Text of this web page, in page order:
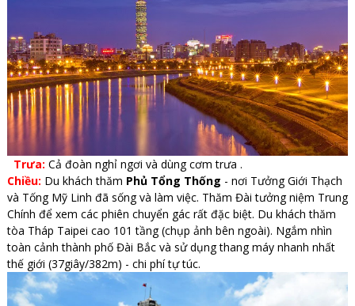
Trưa: Cả đoàn nghỉ ngơi và dùng cơm trưa .
Chiều: Du khách thăm Phủ Tổng Thống - nơi Tưởng Giới Thạch
và Tống Mỹ Linh đã sống và làm việc. Thăm Đài tưởng niệm Trung
Chính để xem các phiên chuyển gác rất đặc biệt. Du khách thăm
tòa Tháp Taipei cao 101 tầng (chụp ảnh bên ngoài). Ngắm nhìn
toàn cảnh thành phố Đài Bắc và sử dụng thang máy nhanh nhất
thế giới (37giây/382m) - chi phí tự túc.